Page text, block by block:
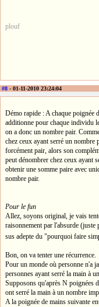
plouf
#8 - 01-11-2010 23:24:04
Démo rapide : A chaque poignée
additionne pour chaque individu
on a donc un nombre pair.
chez ceux ayant serré un nombre
forcément pair, alors son
peut dénombrer chez ceux ayant
obtenir une somme paire avec
nombre pair.
Pour le fun
Allez, soyons original, je vais
raisonnement par l'absurde
sus adepte du "pourquoi faire
Bon, on va tenter une récurrence.
Pour un monde où personne n'a
personnes ayant serré la main à
Supposons qu'après N poignées
ont serré la main à un nombre
A la poignée de mains suivante